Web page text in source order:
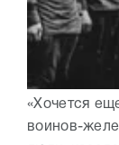
«Хочется
воинов-